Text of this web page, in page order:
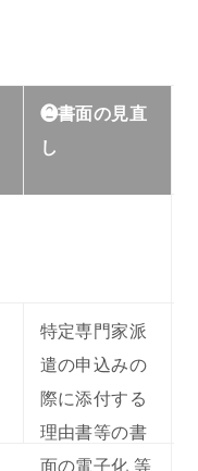
❷書面の見直
し
特定専門家派
遣の申込みの
際に添付する
理由書等の書
面の電子化 等